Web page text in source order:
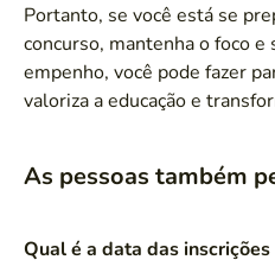
Portanto, se você está se
concurso, mantenha o foco e
empenho, você pode fazer
valoriza a educação e
As pessoas também
Qual é a data das